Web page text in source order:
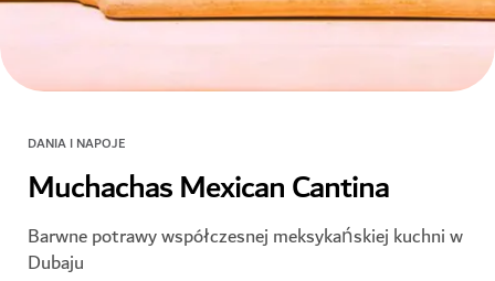
DANIA I NAPOJE
Muchachas Mexican Cantina
Barwne potrawy współczesnej meksykańskiej kuchni w
Dubaju